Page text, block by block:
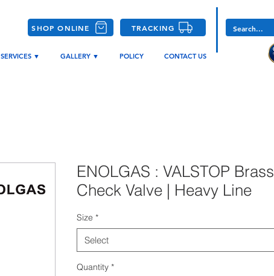
SERVICES ▼ GALLERY ▼ POLICY CONTACT US
SHOP ONLINE TRACKING
ENOLGAS : VALSTOP Brass
Check Valve | Heavy Line
Size *
Select
Quantity *